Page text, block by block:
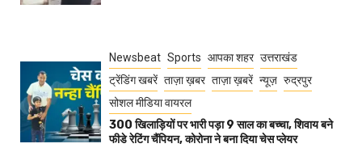
Newsbeat Sports आपका शहर उत्तराखंड
ट्रेंडिंग खबरें ताज़ा ख़बर ताज़ा ख़बरें न्यूज़ रुद्रपुर
सोशल मीडिया वायरल
300 खिलाड़ियों पर भारी पड़ा 9 साल का बच्चा, शिवाय बने
फीडे रेटिंग चैंपियन, कोरोना ने बना दिया चेस प्लेयर